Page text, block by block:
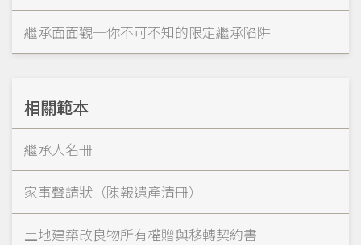
繼承面面觀─你不可不知的限定繼承陷阱
相關範本
繼承人名冊
家事聲請狀（陳報遺產清冊）
土地建築改良物所有權贈與移轉契約書